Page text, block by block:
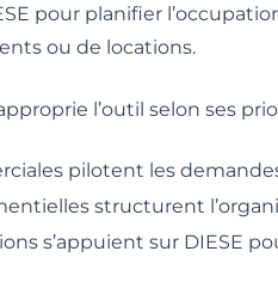
pour planifier
ou de locations.
l’outil selon ses
pilotent les
structurent
s’appuient sur DIESE